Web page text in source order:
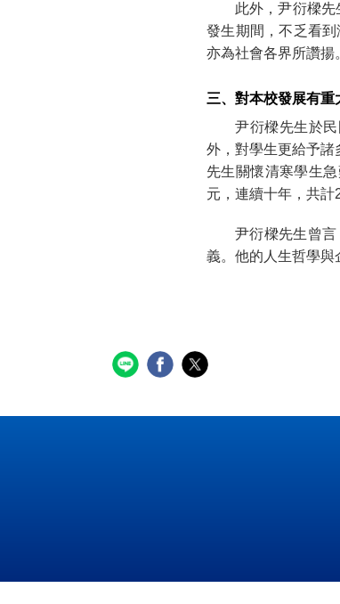
此外，尹衍樑
發生期間，不乏看
亦為社會各界所讚揚
三、對本校發展有重
尹衍樑先生於
外，對學生更給予諸
先生關懷清寒學生
元，連續十年，共計
尹衍樑先生曾
義。他的人生哲學與